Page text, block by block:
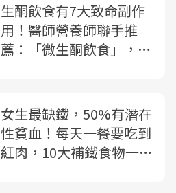
生酮飲食有7大致命副作
用！醫師營養師聯手推
薦：「微生酮飲食」，控
女生最缺鐵，50%有潛在
性貧血！每天一餐要吃到
紅肉，10大補鐵食物一次